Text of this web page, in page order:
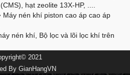
hạt zeolite 13X-HP, ....
nén khí piston cao áp cao áp
nén khí, Bộ lọc và lõi lọc khí trên
2021
By GianHangVN